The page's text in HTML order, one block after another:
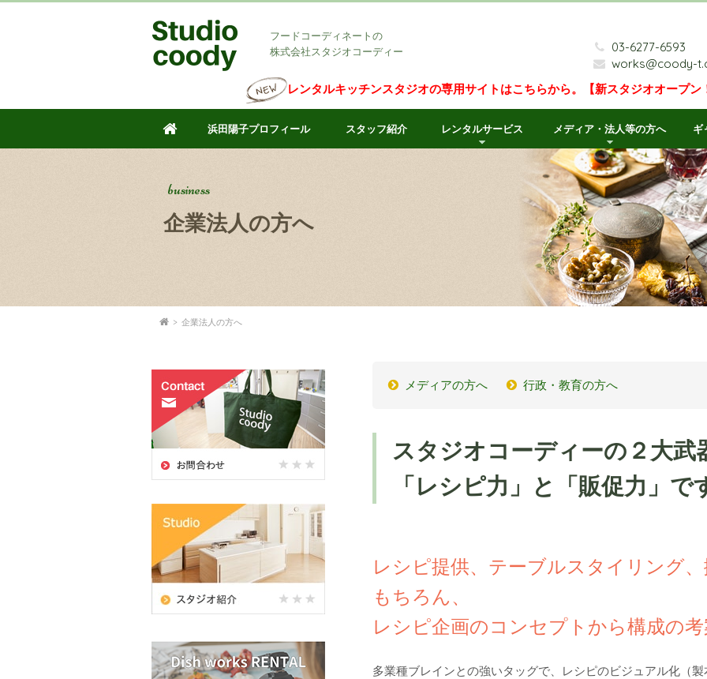
フードコーディネートの
株式会社スタジオコーディー
03-6277-6593
works@coody-
レンタルキッチンスタジオの専用サイトはこちらから。【新スタジオオープン
浜田陽子プロフィール スタッフ紹介 レンタルサービス メディア・法人等の方へ ギ
business
企業法人の方へ
> 企業法人の方へ
メディアの方へ 行政・教育の方へ
スタジオコーディーの２大武
「レシピ力」と「販促力」で
レシピ提供、テーブルスタイリング
もちろん、
レシピ企画のコンセプトから構成の考
多業種ブレインとの強いタッグで、レシピのビジュアル化（製